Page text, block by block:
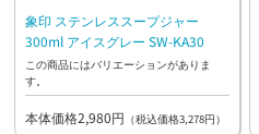
象印 ステンレススープジャー
300ml アイスグレー SW-KA30
この商品にはバリエーションがありま
す。
本体価格2,980円 （税込価格3,278円）